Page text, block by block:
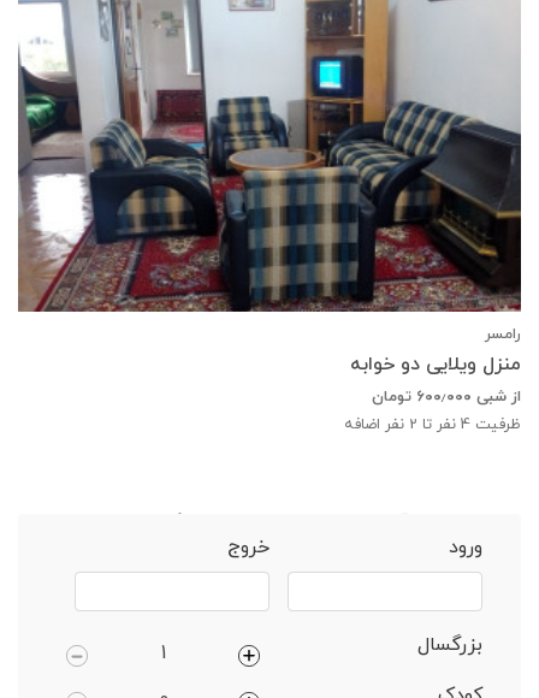
رامسر
منزل ویلایی دو خوابه
از شبی ۶۰۰٫۰۰۰ تومان
ظرفیت 4 نفر تا 2 نفر اضافه
ورود
خروج
بزرگسال